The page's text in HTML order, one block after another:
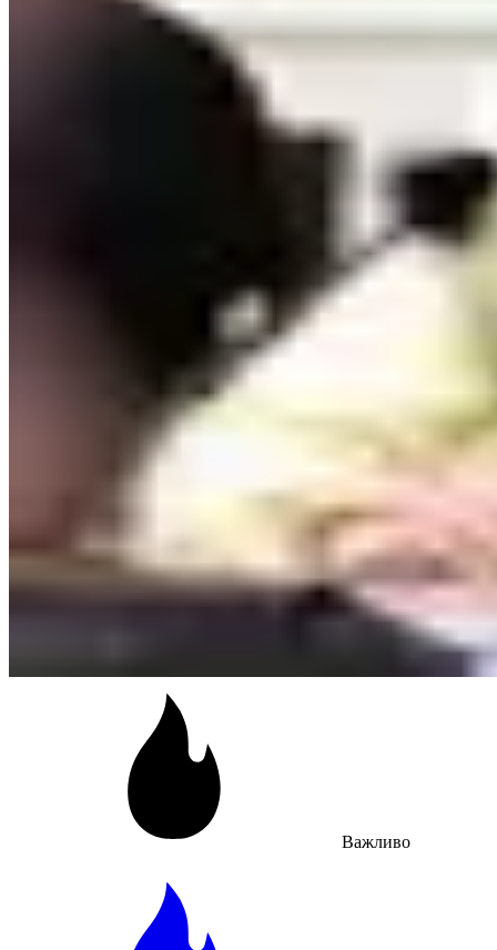
Важливо